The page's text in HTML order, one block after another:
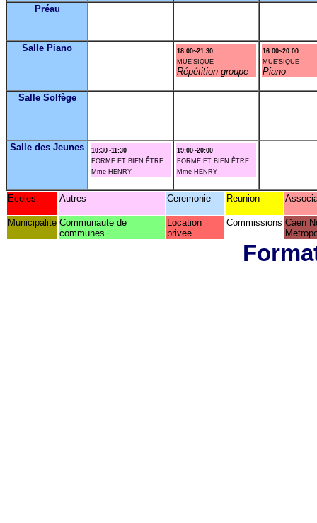
Préau
Salle Piano
18:00~21:30
MUE'SIQUE
Répétition groupe
16:00~20:00
MUE'SIQUE
Piano
Salle Solfège
Salle des Jeunes
10:30~11:30
FORME ET BIEN ÊTRE
Mme HENRY
19:00~20:00
FORME ET BIEN ÊTRE
Mme HENRY
Ecoles Autres Ceremonie Reunion
Municipalite Communaute de
communes
Location
privee
Commissions Caen